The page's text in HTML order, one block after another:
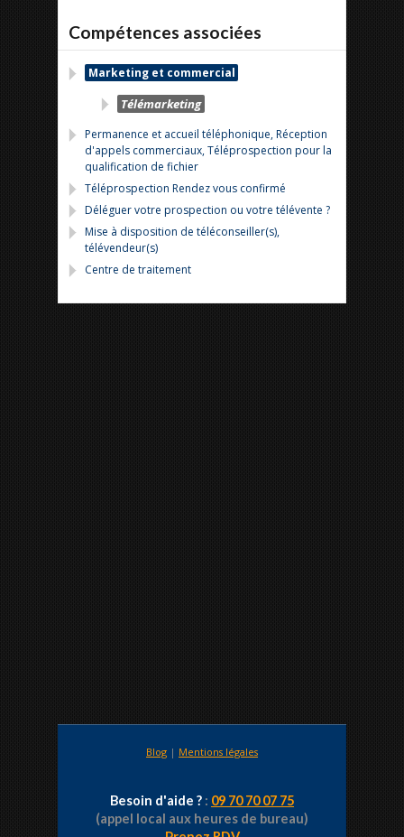
Compétences associées
Marketing et commercial
Télémarketing
Permanence et accueil téléphonique, Réception
d'appels commerciaux, Téléprospection pour la
qualification de fichier
Téléprospection Rendez vous confirmé
Déléguer votre prospection ou votre télévente ?
Mise à disposition de téléconseiller(s),
télévendeur(s)
Centre de traitement
Blog | Mentions légales
Besoin d'aide ? : 09 70 70 07 75
(appel local aux heures de bureau)